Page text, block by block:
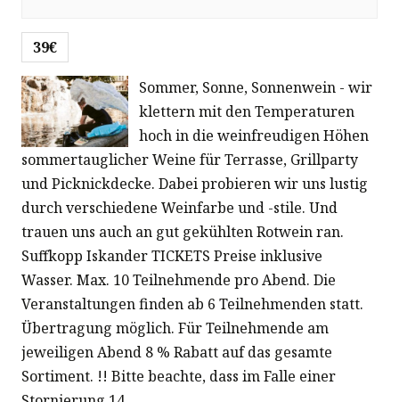
i
o
n
39€
Sommer, Sonne, Sonnenwein - wir
klettern mit den Temperaturen
hoch in die weinfreudigen Höhen
sommertauglicher Weine für Terrasse, Grillparty
und Picknickdecke. Dabei probieren wir uns lustig
durch verschiedene Weinfarbe und -stile. Und
trauen uns auch an gut gekühlten Rotwein ran.
Suffkopp Iskander TICKETS Preise inklusive
Wasser. Max. 10 Teilnehmende pro Abend. Die
Veranstaltungen finden ab 6 Teilnehmenden statt.
Übertragung möglich. Für Teilnehmende am
jeweiligen Abend 8 % Rabatt auf das gesamte
Sortiment. !! Bitte beachte, dass im Falle einer